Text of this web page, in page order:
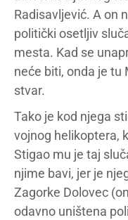
Radisavljević. A on
politički osetljiv
mesta. Kad se
neće biti, onda je tu
stvar.
Tako je kod njega
vojnog helikoptera,
Stigao mu je taj
njime bavi, jer je
Zagorke Dolovec
odavno uništena